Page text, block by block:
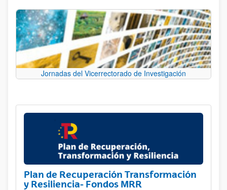
Jornadas del Vicerrectorado de Investigación
Plan de Recuperación Transformación
y Resiliencia- Fondos MRR